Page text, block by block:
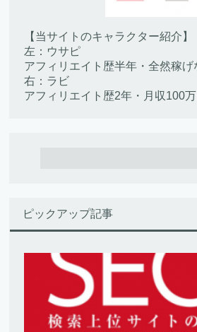
【当サイトのキャラクター紹介】
左：ウサピ
アフィリエイト歴半年・全然稼げ
右：ラビ
アフィリエイト歴2年・月収100
ピックアップ記事